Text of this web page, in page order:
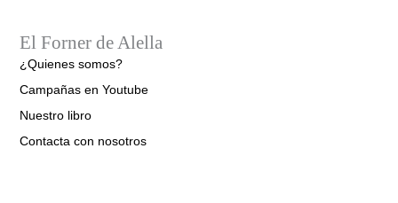
El Forner de Alella
¿Quienes somos?
Campañas en Youtube
Nuestro libro
Contacta con nosotros